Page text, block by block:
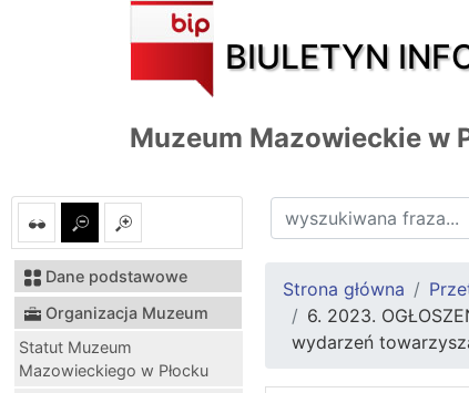
BIULETYN
Muzeum Mazowieckie w
Dane podstawowe
Organizacja Muzeum
Statut Muzeum
Mazowieckiego w Płocku
Strona główna
6. 2023.
wydarzeń